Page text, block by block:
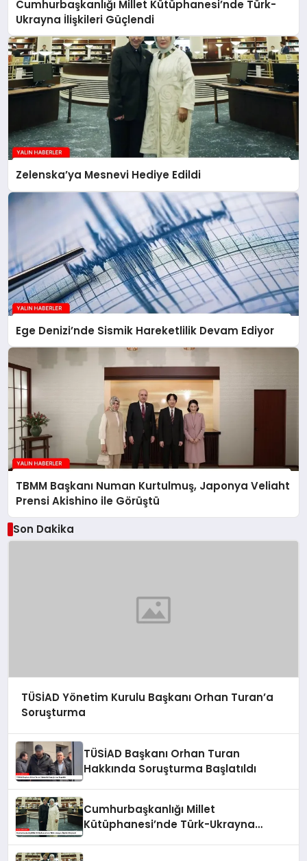
Cumhurbaşkanlığı Millet Kütüphanesi’nde Türk-
Ukrayna İlişkileri Güçlendi
Zelenska’ya Mesnevi Hediye Edildi
Ege Denizi’nde Sismik Hareketlilik Devam Ediyor
TBMM Başkanı Numan Kurtulmuş, Japonya Veliaht
Prensi Akishino ile Görüştü
Son Dakika
TÜSİAD Yönetim Kurulu Başkanı Orhan Turan’a
Soruşturma
TÜSİAD Başkanı Orhan Turan
Hakkında Soruşturma Başlatıldı
Cumhurbaşkanlığı Millet
Kütüphanesi’nde Türk-Ukrayna